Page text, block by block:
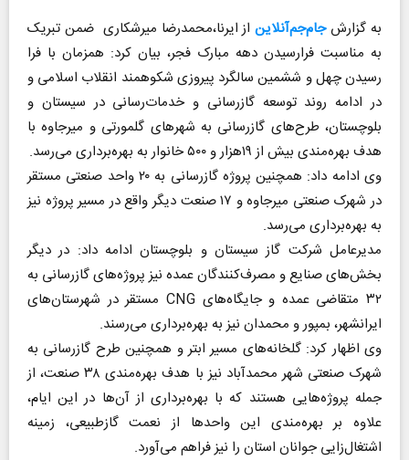
به گزارشجام‌جم‌آنلایناز ایرنا،محمدرضا میرشکاری ضمن تبریک
به مناسبت فرارسیدن دهه مبارک فجر، بیان کرد: همزمان با فرا
رسیدن چهل و ششمین سالگرد پیروزی شکوهمند انقلاب اسلامی و
در ادامه روند توسعه گازرسانی و خدمات‌رسانی در سیستان و
بلوچستان، طرح‌های گازرسانی به شهر‌های گلمورتی و میرجاوه با
هدف بهره‌مندی بیش از ۱۹هزار و ۵۰۰ خانوار به بهره‌برداری می‌رسد.
وی ادامه داد: همچنین پروژه گازرسانی به ۲۰ واحد صنعتی مستقر
در شهرک صنعتی میرجاوه و ۱۷ صنعت دیگر واقع در مسیر پروژه نیز
به بهره‌برداری می‌رسد.
مدیرعامل شرکت گاز سیستان و بلوچستان ادامه داد: در دیگر
بخش‌های صنایع و مصرف‌کنندگان عمده نیز پروژه‌های گازرسانی به
۳۲ متقاضی عمده و جایگاه‌های CNG مستقر در شهرستان‌های
ایرانشهر، بمپور و محمدان نیز به بهره‌برداری می‌رسند.
وی اظهار کرد: گلخانه‌های مسیر ابتر و همچنین طرح گازرسانی به
شهرک صنعتی شهر محمدآباد نیز با هدف بهره‌مندی ۳۸ صنعت، از
جمله پروژه‌هایی هستند که با بهره‌برداری از آن‌ها در این ایام،
علاوه بر بهره‌مندی این واحد‌ها از نعمت گازطبیعی، زمینه
اشتغال‌زایی جوانان استان را نیز فراهم می‌آورد.